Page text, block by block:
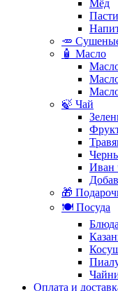
Мёд
🥕
🧴 Масло
🍃 Чай
Иван
🎁
🍽️ Посуда
Блюда
Оплата и